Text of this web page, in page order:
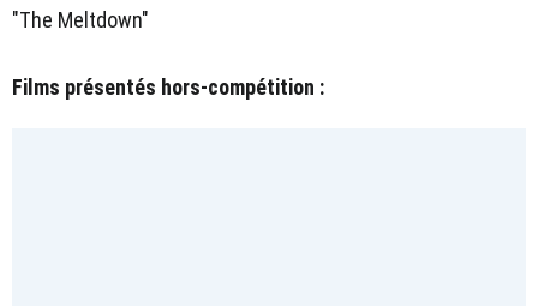
"The Meltdown"
Films présentés hors-compétition :